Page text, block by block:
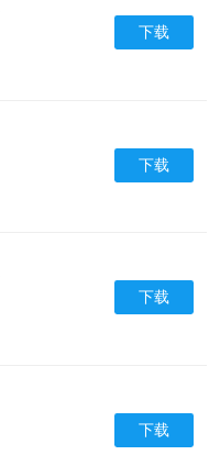
下载
下载
下载
下载